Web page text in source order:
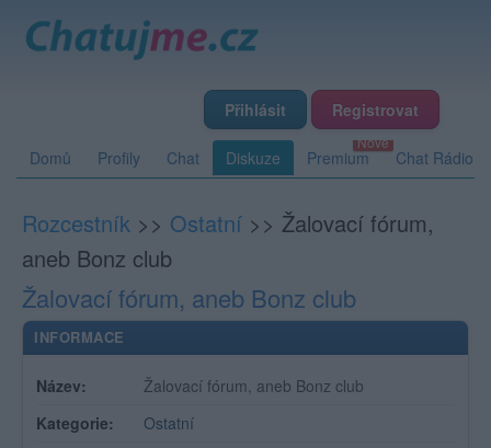
Přihlásit Registrovat
Domů Profily Chat Diskuze Premium Chat Rádio
Rozcestník >> Ostatní >> Žalovací fórum,
aneb Bonz club
Žalovací fórum, aneb Bonz club
INFORMACE
Název:
Žalovací fórum, aneb Bonz club
Kategorie:
Ostatní